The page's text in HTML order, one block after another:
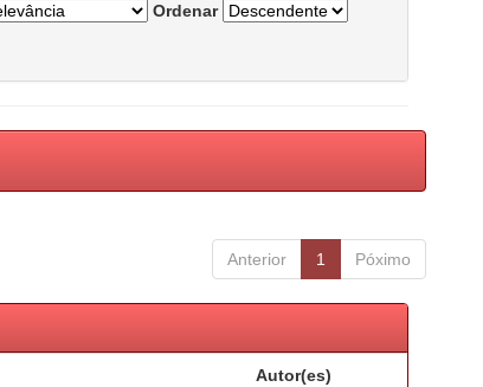
Ordenar
Anterior 1 Póximo
Autor(es)